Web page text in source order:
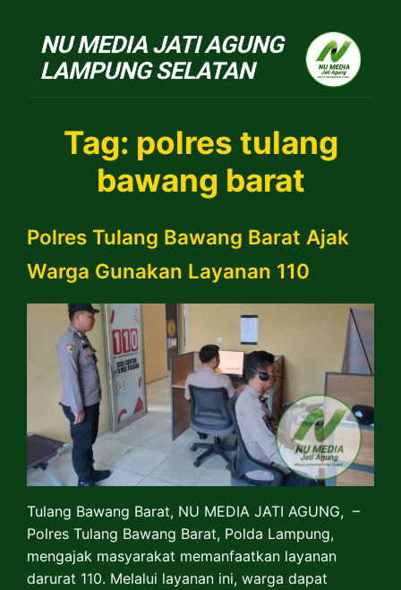
NU
Tag: polres tulang
bawang barat
Polres Tulang Bawang Barat Ajak
Warga Gunakan Layanan 110
Tulang Bawang Barat, NU MEDIA JATI AGUNG, –
Polres Tulang Bawang Barat, Polda Lampung,
mengajak masyarakat memanfaatkan layanan
darurat 110. Melalui layanan ini, warga dapat